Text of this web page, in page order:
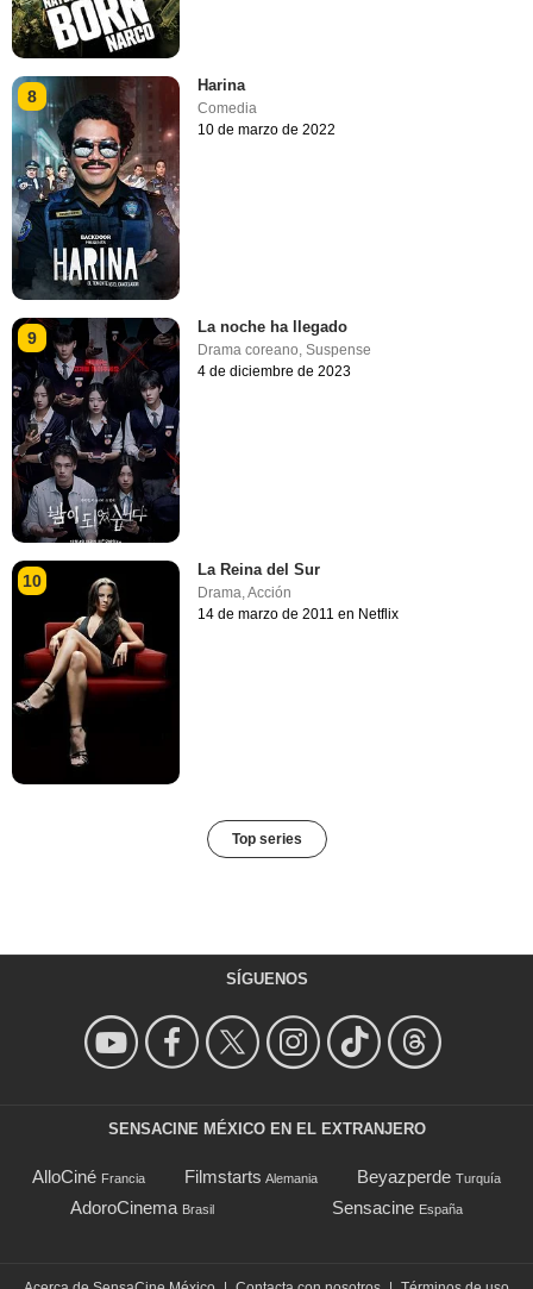
8
Harina
Comedia
10 de marzo de 2022
9
La noche ha llegado
Drama coreano,Suspense
4 de diciembre de 2023
10
La Reina del Sur
Drama ,Acción
14 de marzo de 2011 en Netflix
Top series
SÍGUENOS
SENSACINE MÉXICO EN EL EXTRANJERO
AlloCiné Francia Filmstarts Alemania Beyazperde Turquía
AdoroCinema Brasil Sensacine España